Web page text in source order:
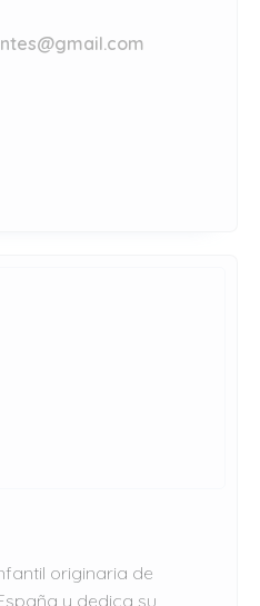
originaria de
y dedica su